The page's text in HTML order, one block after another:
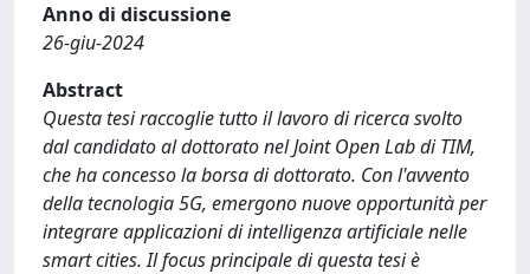
Anno di discussione
26-giu-2024
Abstract
Questa tesi raccoglie tutto il lavoro di ricerca svolto
dal candidato al dottorato nel Joint Open Lab di TIM,
che ha concesso la borsa di dottorato. Con l'avvento
della tecnologia 5G, emergono nuove opportunità per
integrare applicazioni di intelligenza artificiale nelle
smart cities. Il focus principale di questa tesi è